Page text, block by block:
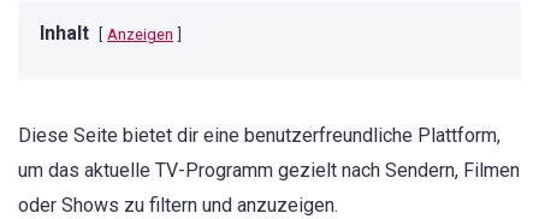
Inhalt Anzeigen
Diese Seite bietet dir eine benutzerfreundliche Plattform,
um das aktuelle TV-Programm gezielt nach Sendern, Filmen
oder Shows zu filtern und anzuzeigen.